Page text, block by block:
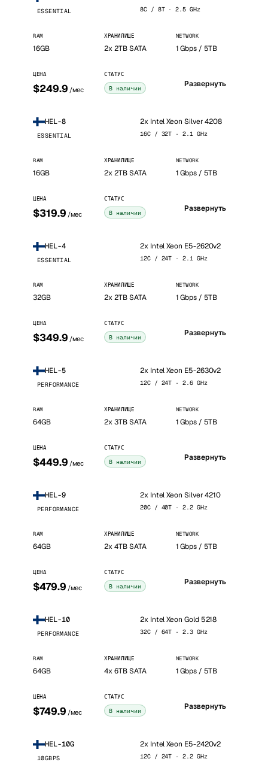
ESSENTIAL 8C / 8T · 2.5 GHz
RAM
16GB
ХРАНИЛИЩЕ
2x 2TB SATA
NETWORK
1 Gbps / 5TB
ЦЕНА
$249.9 /мес
СТАТУС
В наличии Развернуть
HEL-8
ESSENTIAL
2x Intel Xeon Silver 4208
16C / 32T · 2.1 GHz
RAM
16GB
ХРАНИЛИЩЕ
2x 2TB SATA
NETWORK
1 Gbps / 5TB
ЦЕНА
$319.9 /мес
СТАТУС
В наличии Развернуть
HEL-4
ESSENTIAL
2x Intel Xeon E5-2620v2
12C / 24T · 2.1 GHz
RAM
32GB
ХРАНИЛИЩЕ
2x 2TB SATA
NETWORK
1 Gbps / 5TB
ЦЕНА
$349.9 /мес
СТАТУС
В наличии Развернуть
HEL-5
PERFORMANCE
2x Intel Xeon E5-2630v2
12C / 24T · 2.6 GHz
RAM
64GB
ХРАНИЛИЩЕ
2x 3TB SATA
NETWORK
1 Gbps / 5TB
ЦЕНА
$449.9 /мес
СТАТУС
В наличии Развернуть
HEL-9
PERFORMANCE
2x Intel Xeon Silver 4210
20C / 40T · 2.2 GHz
RAM
64GB
ХРАНИЛИЩЕ
2x 4TB SATA
NETWORK
1 Gbps / 5TB
ЦЕНА
$479.9 /мес
СТАТУС
В наличии Развернуть
HEL-10
PERFORMANCE
2x Intel Xeon Gold 5218
32C / 64T · 2.3 GHz
RAM
64GB
ХРАНИЛИЩЕ
4x 6TB SATA
NETWORK
1 Gbps / 5TB
ЦЕНА
$749.9 /мес
СТАТУС
В наличии Развернуть
HEL-10G
10GBPS
2x Intel Xeon E5-2420v2
12C / 24T · 2.2 GHz